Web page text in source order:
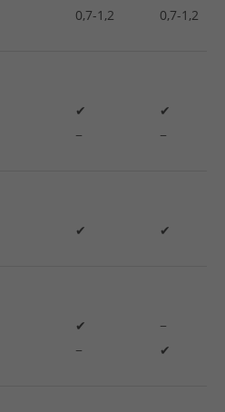
0,7-1,2
0,7-1,2
✔
−
✔
−
✔ ✔
✔
−
−
✔